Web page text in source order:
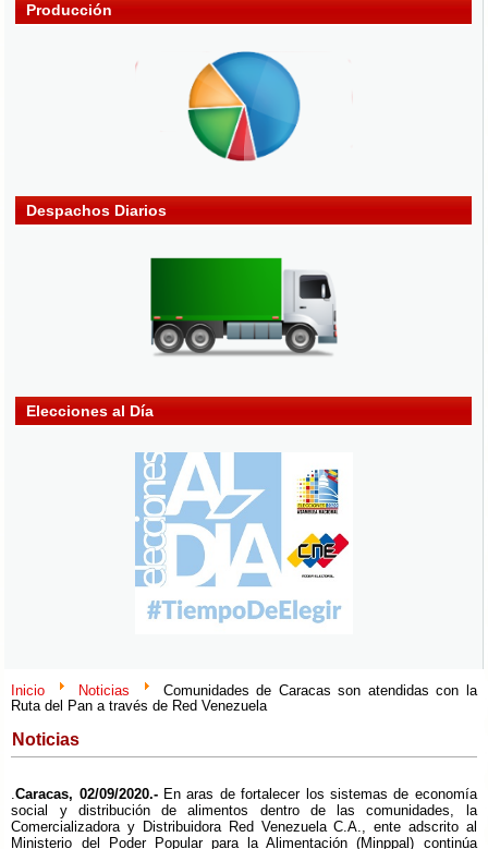
Producción
Despachos Diarios
Elecciones al Día
Inicio Noticias
Comunidades de Caracas son atendidas con la
Ruta del Pan a través de Red Venezuela
Noticias
.Caracas, 02/09/2020.-En aras de fortalecer los sistemas de economía
social y distribución de alimentos dentro de las comunidades, la
Comercializadora y Distribuidora Red Venezuela C.A., ente adscrito al
Ministerio del Poder Popular para la Alimentación (Minppal) continúa